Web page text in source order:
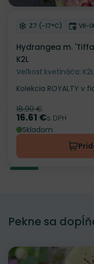
Odober do zoznamu
Mrazuvzdornosť
Z7 (-17°C) VII-IX
Hydrangea m.
K2L
Veľkosť kvetináča: K2L
Kolekcia ROYALTY v
Pôvodná cena
18.90 €
Cena
16.61 €s DPH
Skladom
Pekne sa